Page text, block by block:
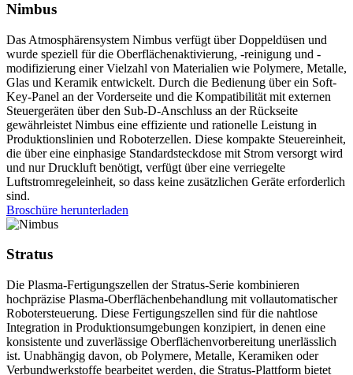
Nimbus
Das Atmosphärensystem Nimbus verfügt über Doppeldüsen und
wurde speziell für die Oberflächenaktivierung, -reinigung und -
modifizierung einer Vielzahl von Materialien wie Polymere, Metalle,
Glas und Keramik entwickelt. Durch die Bedienung über ein Soft-
Key-Panel an der Vorderseite und die Kompatibilität mit externen
Steuergeräten über den Sub-D-Anschluss an der Rückseite
gewährleistet Nimbus eine effiziente und rationelle Leistung in
Produktionslinien und Roboterzellen. Diese kompakte Steuereinheit,
die über eine einphasige Standardsteckdose mit Strom versorgt wird
und nur Druckluft benötigt, verfügt über eine verriegelte
Luftstromregeleinheit, so dass keine zusätzlichen Geräte erforderlich
sind.
Broschüre herunterladen
Stratus
Die Plasma-Fertigungszellen der Stratus-Serie kombinieren
hochpräzise Plasma-Oberflächenbehandlung mit vollautomatischer
Robotersteuerung. Diese Fertigungszellen sind für die nahtlose
Integration in Produktionsumgebungen konzipiert, in denen eine
konsistente und zuverlässige Oberflächenvorbereitung unerlässlich
ist. Unabhängig davon, ob Polymere, Metalle, Keramiken oder
Verbundwerkstoffe bearbeitet werden, die Stratus-Plattform bietet